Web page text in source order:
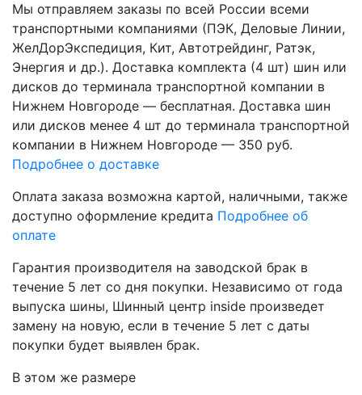
Мы отправляем заказы по всей России всеми
транспортными компаниями (ПЭК, Деловые Линии,
ЖелДорЭкспедиция, Кит, Автотрейдинг, Ратэк,
Энергия и др.). Доставка комплекта (4 шт) шин или
дисков до терминала транспортной компании в
Нижнем Новгороде — бесплатная. Доставка шин
или дисков менее 4 шт до терминала транспортной
компании в Нижнем Новгороде — 350 руб.
Подробнее о доставке
Оплата заказа возможна картой, наличными, также
доступно оформление кредита Подробнее об
оплате
Гарантия производителя на заводской брак в
течение 5 лет со дня покупки. Независимо от года
выпуска шины, Шинный центр inside произведет
замену на новую, если в течение 5 лет с даты
покупки будет выявлен брак.
В этом же размере